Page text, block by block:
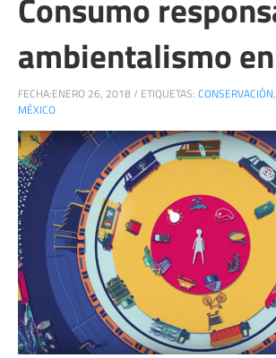
ambientalismo
FECHA:ENERO 26, 2018/ ETIQUETAS: CONSERVACIÓN,
MÉXICO